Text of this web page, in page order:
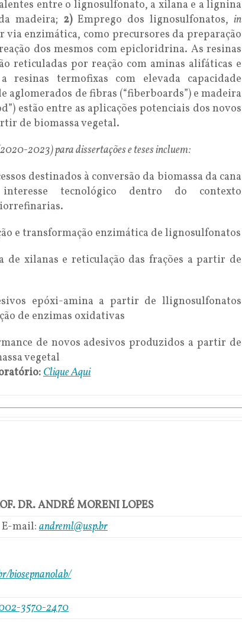
entre o lignosulfonato, a xilana e a lignina
madeira; 2)Emprego dos lignosulfonatos, in
via enzimática, como precursores da preparação
dos mesmos com epicloridrina. As resinas
reticuladas por reação com aminas alifáticas e
resinas termofixas com elevada capacidade
aglomerados de fibras (“fiberboards”) e madeira
estão entre as aplicações potenciais dos novos
de biomassa vegetal.
2023) para dissertações e teses incluem:
destinados à conversão da biomassa da cana
tecnológico dentro do contexto
e transformação enzimática de lignosulfonatos
de xilanas e reticulação das frações a partir de
epóxi-amina a partir de llignosulfonatos
de enzimas oxidativas
de novos adesivos produzidos a partir de
vegetal
Clique Aqui
DR. ANDRÉ MORENI LOPES
E-mail: andreml@usp.br
biosepnanolab/
3570-2470